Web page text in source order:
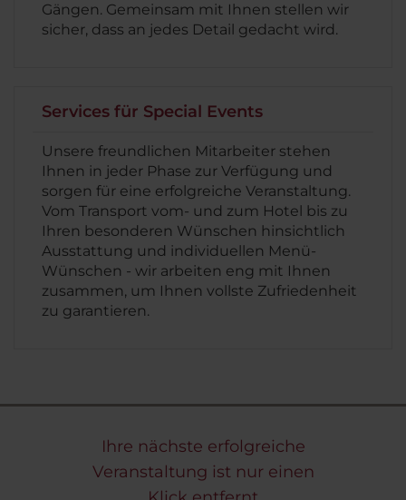
Gängen. Gemeinsam mit Ihnen stellen wir
sicher, dass an jedes Detail gedacht wird.
Services für Special Events
Unsere freundlichen Mitarbeiter stehen
Ihnen in jeder Phase zur Verfügung und
sorgen für eine erfolgreiche Veranstaltung.
Vom Transport vom- und zum Hotel bis zu
Ihren besonderen Wünschen hinsichtlich
Ausstattung und individuellen Menü-
Wünschen - wir arbeiten eng mit Ihnen
zusammen, um Ihnen vollste Zufriedenheit
zu garantieren.
Ihre nächste erfolgreiche
Veranstaltung ist nur einen